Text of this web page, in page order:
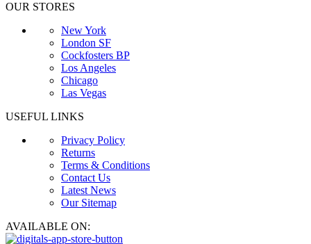
OUR STORES
New York
London SF
Cockfosters BP
Los Angeles
Chicago
Las Vegas
USEFUL LINKS
Privacy Policy
Returns
Terms & Conditions
Contact Us
Latest News
Our Sitemap
AVAILABLE ON: